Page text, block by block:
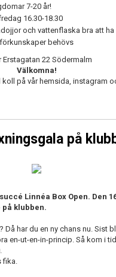
7-20 år!
16.30-18.30
och vattenflaska bra att ha
behövs
22 Södermalm
Välkomna!
koll på vår hemsida, instagram
på
Linnéa Box Open. Den
på klubben.
Då har du en ny chans nu. Sist
en-ut-en-in-princip. Så kom i